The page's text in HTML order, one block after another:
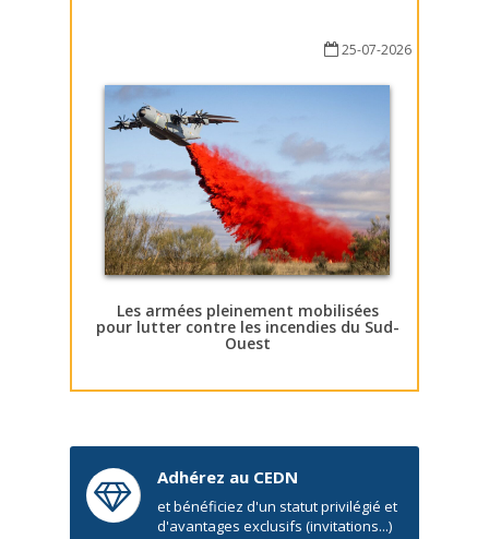
25-07-2026
Les armées pleinement mobilisées
pour lutter contre les incendies du Sud-
Ouest
Adhérez au CEDN
et bénéficiez d'un statut privilégié et
d'avantages exclusifs (invitations...)